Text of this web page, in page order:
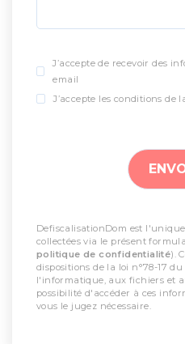
J’accepte de recevoir des
email
J’accepte les conditions
DefiscalisationDom est
collectées via le présent
politique de confidentialité).
dispositions de la loi n°78-17
l'informatique, aux fichiers et
possibilité d'accéder à ces
vous le jugez nécessaire.